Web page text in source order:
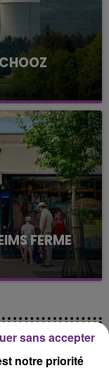
situation
est toujours
FERME
ville
notre priorité
sans accepter